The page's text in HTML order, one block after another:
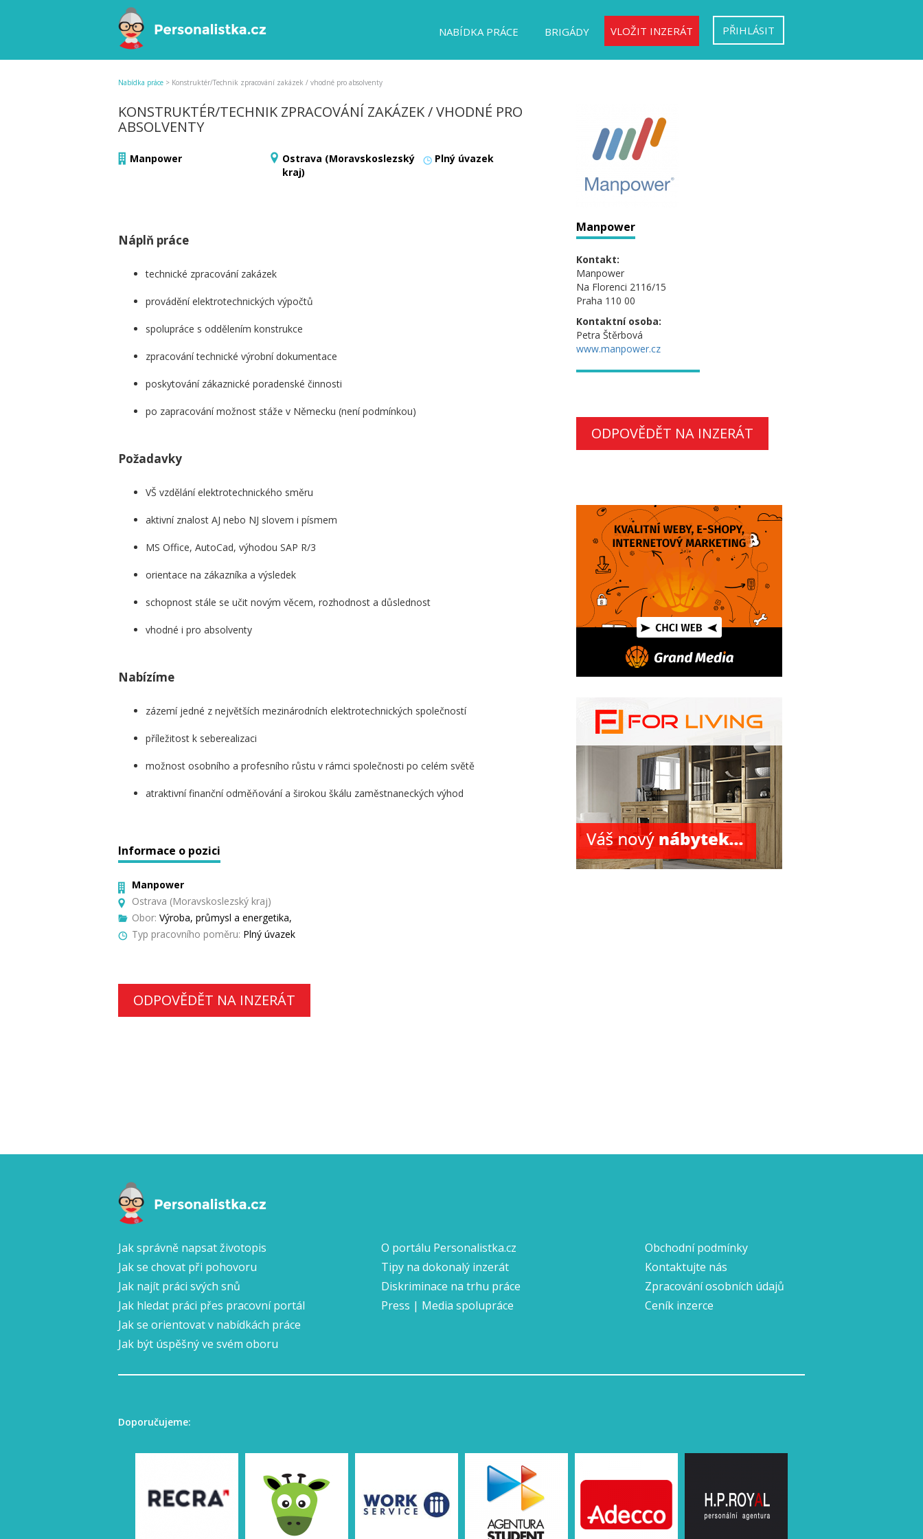
NABÍDKA PRÁCE BRIGÁDY VLOŽIT INZERÁT PŘIHLÁSIT
Nabídka práce > Konstruktér/Technik zpracování zakázek / vhodné pro absolventy
KONSTRUKTÉR/TECHNIK ZPRACOVÁNÍ ZAKÁZEK / VHODNÉ PRO
ABSOLVENTY
Manpower
Ostrava (Moravskoslezský
kraj)
Plný úvazek
Náplň práce
technické zpracování zakázek
provádění elektrotechnických výpočtů
spolupráce s oddělením konstrukce
zpracování technické výrobní dokumentace
poskytování zákaznické poradenské činnosti
po zapracování možnost stáže v Německu (není podmínkou)
Požadavky
VŠ vzdělání elektrotechnického směru
aktivní znalost AJ nebo NJ slovem i písmem
MS Office, AutoCad, výhodou SAP R/3
orientace na zákazníka a výsledek
schopnost stále se učit novým věcem, rozhodnost a důslednost
vhodné i pro absolventy
Nabízíme
zázemí jedné z největších mezinárodních elektrotechnických společností
příležitost k seberealizaci
možnost osobního a profesního růstu v rámci společnosti po celém světě
atraktivní finanční odměňování a širokou škálu zaměstnaneckých výhod
Informace o pozici
Manpower
Ostrava (Moravskoslezský kraj)
Obor: Výroba, průmysl a energetika,
Typ pracovního poměru: Plný úvazek
ODPOVĚDĚT NA INZERÁT
Manpower
Kontakt:
Manpower
Na Florenci 2116/15
Praha 110 00
Kontaktní osoba:
Petra Štěrbová
www.manpower.cz
ODPOVĚDĚT NA INZERÁT
Jak správně napsat životopis
Jak se chovat při pohovoru
Jak najít práci svých snů
Jak hledat práci přes pracovní portál
Jak se orientovat v nabídkách práce
Jak být úspěšný ve svém oboru
O portálu Personalistka.cz
Tipy na dokonalý inzerát
Diskriminace na trhu práce
Press | Media spolupráce
Obchodní podmínky
Kontaktujte nás
Zpracování osobních údajů
Ceník inzerce
Doporučujeme: